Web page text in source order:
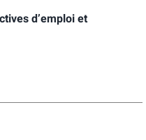
d’emploi et